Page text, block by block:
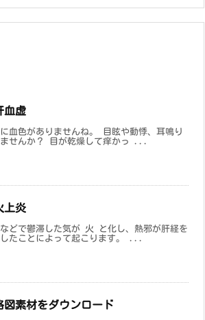
血虚
血色がありませんね。 目眩や動悸、耳鳴り
せんか？ 目が乾燥して痒かっ ...
上炎
どで鬱滞した気が 火 と化し、熱邪が肝経を
したことによって起こります。 ...
図素材をダウンロード